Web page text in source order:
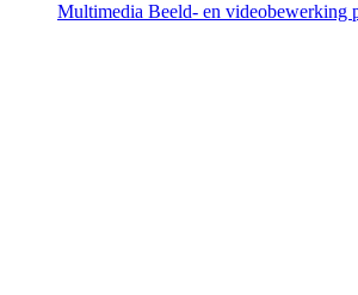
Multimedia Beeld- en videobewerking